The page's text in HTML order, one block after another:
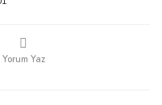
Yorum Yaz